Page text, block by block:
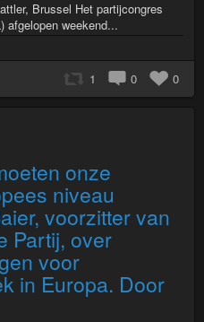
Brussel Het partijcongres
afgelopen weekend...
1 0 0
onze
niveau
voorzitter van
Partij, over
voor
in Europa. Door